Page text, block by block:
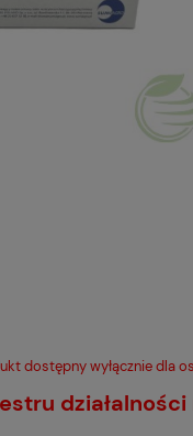
dostępny wyłącznie dla